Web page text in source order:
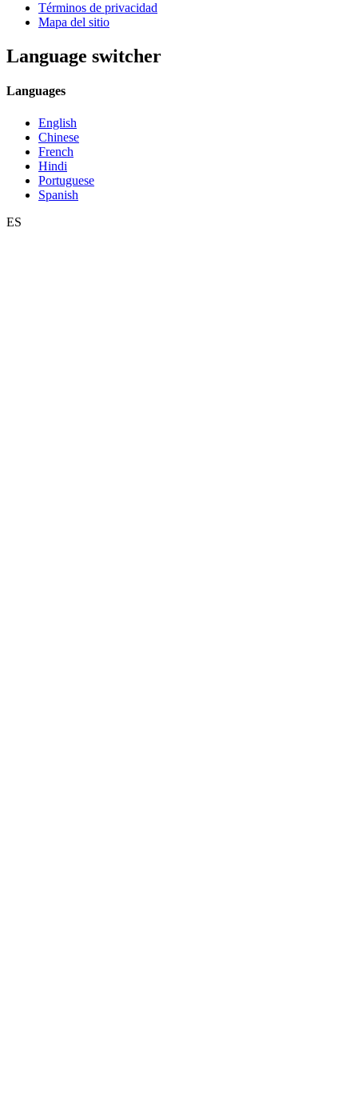
Términos de privacidad
Mapa del sitio
Language switcher
Languages
English
Chinese
French
Hindi
Portuguese
Spanish
ES